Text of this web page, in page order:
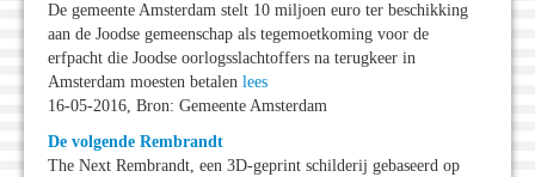
De gemeente Amsterdam stelt 10 miljoen euro ter beschikking
aan de Joodse gemeenschap als tegemoetkoming voor de
erfpacht die Joodse oorlogsslachtoffers na terugkeer in
Amsterdam moesten betalen lees
16-05-2016, Bron: Gemeente Amsterdam
De volgende Rembrandt
The Next Rembrandt, een 3D-geprint schilderij gebaseerd op